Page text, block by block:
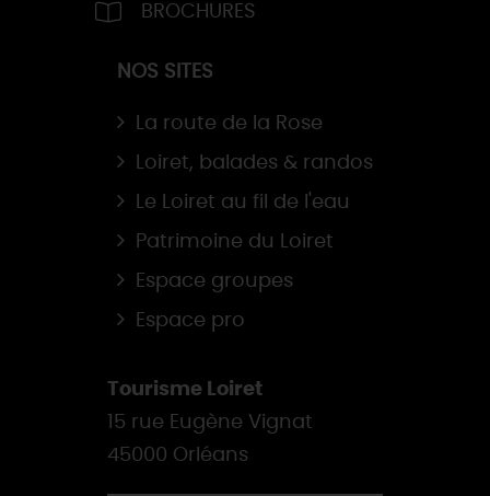
BROCHURES
NOS SITES
La route de la Rose
Loiret, balades & randos
Le Loiret au fil de l'eau
Patrimoine du Loiret
Espace groupes
Espace pro
Tourisme Loiret
15 rue Eugène Vignat
45000 Orléans